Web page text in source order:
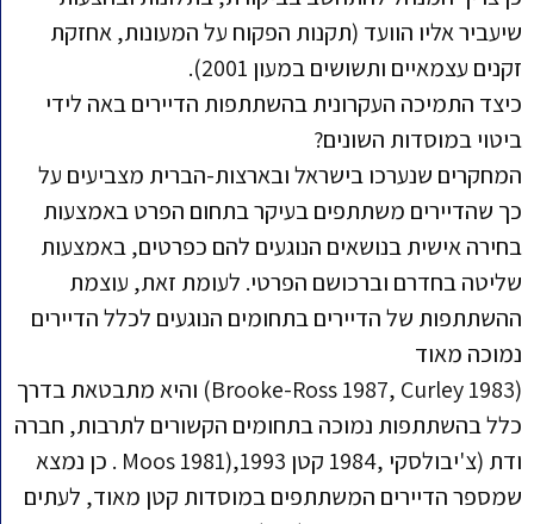
שיעביר אליו הוועד (תקנות הפקוח על המעונות, אחזקת
זקנים עצמאיים ותשושים במעון 2001).
כיצד התמיכה העקרונית בהשתתפות הדיירים באה לידי
ביטוי במוסדות השונים?
המחקרים שנערכו בישראל ובארצות-הברית מצביעים על
כך שהדיירים משתתפים בעיקר בתחום הפרט באמצעות
בחירה אישית בנושאים הנוגעים להם כפרטים, באמצעות
שליטה בחדרם וברכושם הפרטי. לעומת זאת, עוצמת
ההשתתפות של הדיירים בתחומים הנוגעים לכלל הדיירים
נמוכה מאוד
(Brooke-Ross 1987, Curley 1983) והיא מתבטאת בדרך
כלל בהשתתפות נמוכה בתחומים הקשורים לתרבות, חברה
ודת (צ'יבולסקי ,1984 קטן 1993,(Moos 1981 . כן נמצא
שמספר הדיירים המשתתפים במוסדות קטן מאוד, לעתים